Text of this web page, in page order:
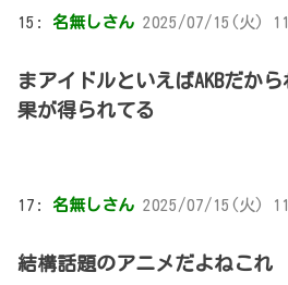
15: 名無しさん 2025/07/15(火)
まアイドルといえばAKBだか
果が得られてる
17: 名無しさん 2025/07/15(火)
結構話題のアニメだよねこれ